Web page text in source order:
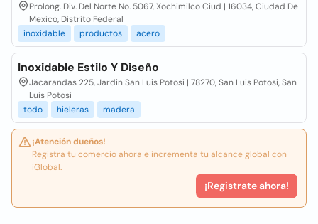
Prolong. Div. Del Norte No. 5067, Xochimilco Ciud | 16034, Ciudad De
Mexico, Distrito Federal
inoxidable
productos acero
Inoxidable Estilo Y Diseño
Jacarandas 225, Jardin San Luis Potosi | 78270, San Luis Potosi, San
Luis Potosi
todo
hieleras madera
¡Atención dueños!
Registra tu comercio ahora e incrementa tu alcance global con
iGlobal.
¡Registrate ahora!